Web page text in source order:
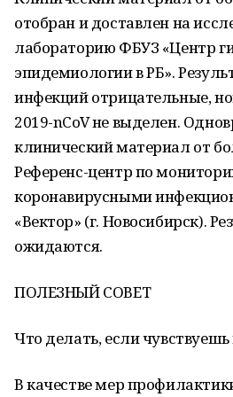
отобран и доставлен на
лабораторию ФБУЗ «Центр
эпидемиологии в РБ».
инфекций отрицательные,
2019-nCoV не выделен.
клинический материал от
Референс-центр по
коронавирусными
«Вектор» (г. Новосибирск).
ожидаются.
ПОЛЕЗНЫЙ СОВЕТ
Что делать, если
В качестве мер